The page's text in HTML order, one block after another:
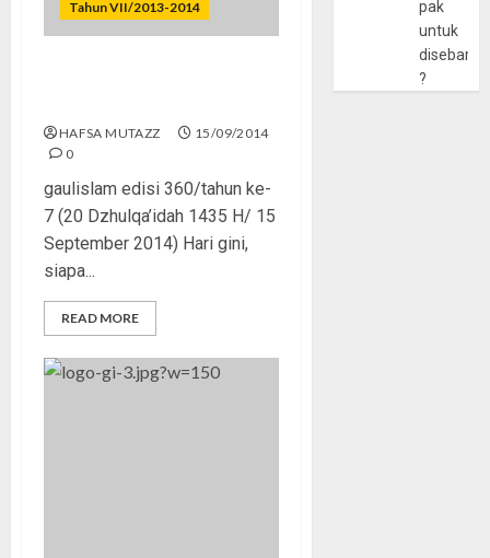
Tahun VII/2013-2014
HAFSA MUTAZZ
15/09/2014
0
gaulislam edisi 360/tahun ke-
7 (20 Dzhulqa’idah 1435 H/ 15
September 2014) Hari gini,
siapa...
READ MORE
pak
untuk
?